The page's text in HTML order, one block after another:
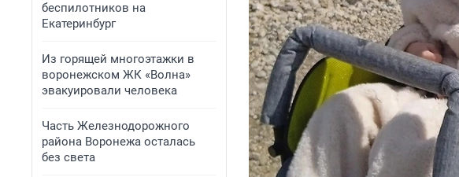
беспилотников на
Екатеринбург
Из горящей многоэтажки в
воронежском ЖК «Волна»
эвакуировали человека
Часть Железнодорожного
района Воронежа осталась
без света